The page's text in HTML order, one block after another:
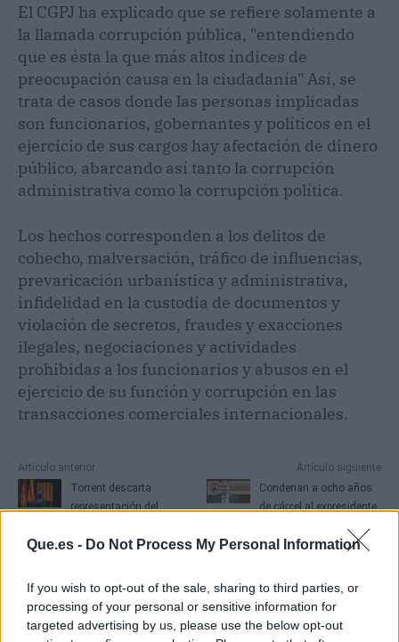
Que.es - Do Not Process My Personal Information
If you wish to opt-out of the sale, sharing to third parties, or
processing of your personal or sensitive information for
targeted advertising by us, please use the below opt-out
El CGPJ ha explicado que se refiere solamente a
la llamada corrupción pública, "entendiendo
que es ésta la que más altos índices de
preocupación causa en la ciudadanía" Así, se
trata de casos donde las personas implicadas
son funcionarios, gobernantes y políticos en el
ejercicio de sus cargos hay afectación de dinero
público, abarcando así tanto la corrupción
administrativa como la corrupción política.
Los hechos corresponden a los delitos de
cohecho, malversación, tráfico de influencias,
prevaricación urbanística y administrativa,
infidelidad en la custodia de documentos y
violación de secretos, fraudes y exacciones
ilegales, negociaciones y actividades
prohibidas a los funcionarios y abusos en el
ejercicio de su función y corrupción en las
transacciones comerciales internacionales.
Artículo anterior
Torrent descarta
representación del
del Rey a Barcelona
Artículo siguiente
Condenan a ocho años
de cárcel al expresidente